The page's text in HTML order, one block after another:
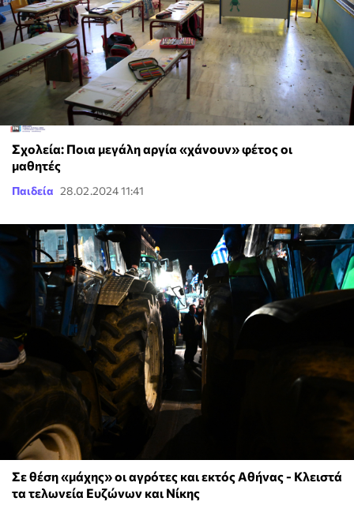
Σχολεία: Ποια μεγάλη αργία «χάνουν» φέτος οι
μαθητές
Παιδεία 28.02.2024 11:41
Σε θέση «μάχης» οι αγρότες και εκτός Αθήνας - Κλειστά
τα τελωνεία Ευζώνων και Νίκης